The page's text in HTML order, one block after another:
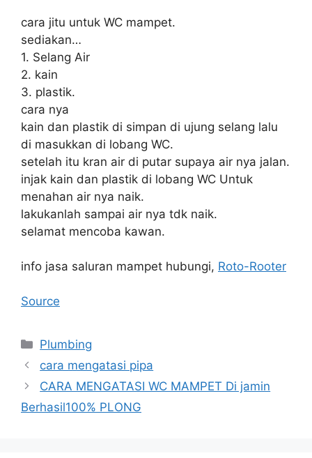
cara jitu untuk WC mampet.
sediakan…
1. Selang Air
2. kain
3. plastik.
cara nya
kain dan plastik di simpan di ujung selang lalu
di masukkan di lobang WC.
setelah itu kran air di putar supaya air nya jalan.
injak kain dan plastik di lobang WC Untuk
menahan air nya naik.
lakukanlah sampai air nya tdk naik.
selamat mencoba kawan.
info jasa saluran mampet hubungi, Roto-Rooter
Source
Kategori
Plumbing
cara mengatasi pipa
CARA MENGATASI WC MAMPET Di jamin
Berhasil100% PLONG